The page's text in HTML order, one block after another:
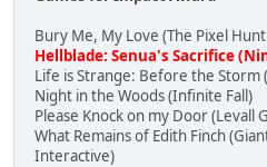
Bury Me, My Love (The Pixel Hunt
Hellblade: Senua's Sacrifice
Life is Strange: Before the Storm
Night in the Woods (Infinite Fall)
Please Knock on my Door (Levall
What Remains of Edith Finch
Interactive)